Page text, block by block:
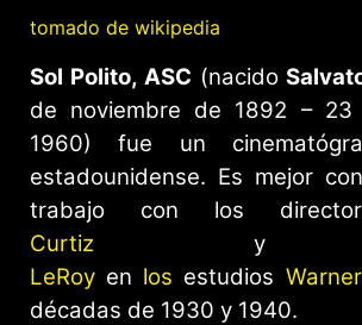
tomado de wikipedia
Sol Polito, ASC (nacido
de noviembre de 1892 –
1960) fue un
estadounidense. Es mejor
trabajo con los
Curtiz
LeRoy en los estudios
décadas de 1930 y 1940.